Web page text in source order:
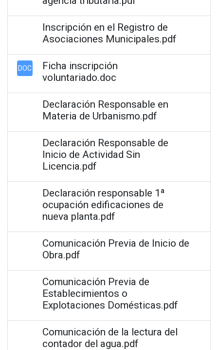
Inscripción en el Registro de
Asociaciones Municipales.pdf
DOC
Ficha inscripción
voluntariado.doc
Declaración Responsable en
Materia de Urbanismo.pdf
Declaración Responsable de
Inicio de Actividad Sin
Licencia.pdf
Declaración responsable 1ª
ocupación edificaciones de
nueva planta.pdf
Comunicación Previa de Inicio de
Obra.pdf
Comunicación Previa de
Establecimientos o
Explotaciones Domésticas.pdf
Comunicación de la lectura del
contador del agua.pdf